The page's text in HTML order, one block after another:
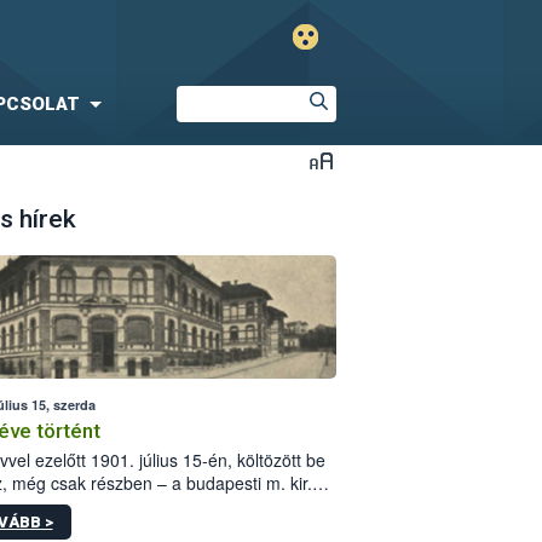
hírek
15, szerda
történt
ezelőtt 1901. július 15-én, költözött be
még csak részben – a budapesti m. kir.
állomás a Kis Rókus utca
alatti, Czigler Győző által tervezett új
>